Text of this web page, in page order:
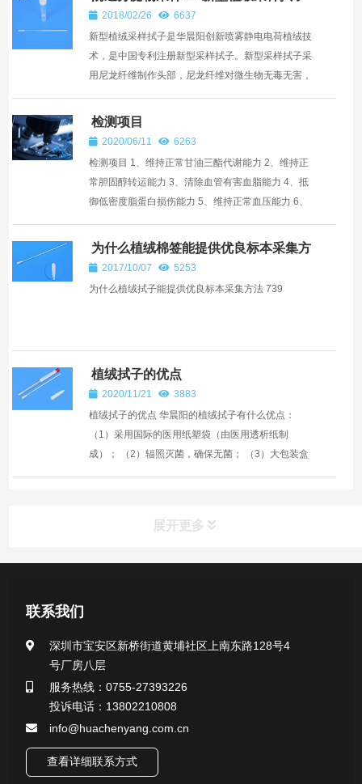
2018/02/26
6637
新型植绒采样拭子是华晨阳创新喷雾静电电荷植绒技
术，是中国专利注册新型采样拭子。新型采样拭子采
用尼龙纤维制作头部，尼龙纤维对微生物无毒无害，
释放量。 尼龙...
检测项目
2020/06/11
6263
检测项目 1、维持正常甘油三酯代谢能力 2、维持正
常胆固醇转运能力 3、清除血管有害血脂能力 4、抵
御低密度脂蛋白损伤能力 5、维持正常血压能力 6、
8、维...
为什么植绒棉签能提供优良标本采集方
法2017/10/07
5253
为什么植绒拭子能提供优良标本采集方法 739
植绒拭子的优点
2020/11/21
3883
植绒拭子的优点 华晨阳的植绒拭子有什么优点：
（1）采用国际的医用纸塑袋（由医用透析纸制
成）； （2）辐照灭菌，确保无菌； （3）大包装盒
展开更多
一次性使用采样器系列
微生物样本保存液（通用运输传媒介质）系列
核酸（DNA&RNA）样本采集与保存套装系列
联系我们
深圳市宝安区新桥街道黄埔社区上南东路128号4
号厂房八层
服务热线：0755-27393226
投诉电话：13802210808
info@huachenyang.com.cn
查看详细联系方式